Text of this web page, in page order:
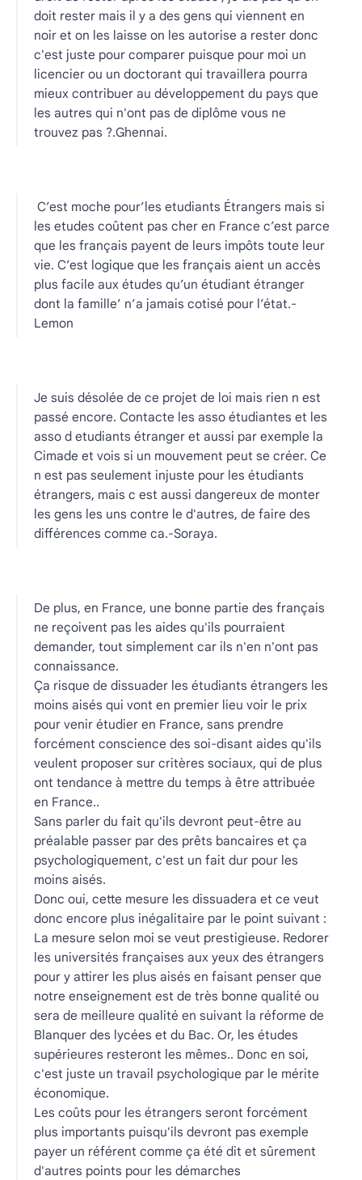
doit rester mais il y a des gens qui viennent en
noir et on les laisse on les autorise a rester donc
c'est juste pour comparer puisque pour moi un
licencier ou un doctorant qui travaillera pourra
mieux contribuer au développement du pays que
les autres qui n'ont pas de diplôme vous ne
trouvez pas ?.Ghennai.
C’est moche pour’les etudiants Étrangers mais si
les etudes coûtent pas cher en France c’est parce
que les français payent de leurs impôts toute leur
vie. C’est logique que les français aient un accès
plus facile aux études qu’un étudiant étranger
dont la famille’ n’a jamais cotisé pour l’état.-
Lemon
Je suis désolée de ce projet de loi mais rien n est
passé encore. Contacte les asso étudiantes et les
asso d etudiants étranger et aussi par exemple la
Cimade et vois si un mouvement peut se créer. Ce
n est pas seulement injuste pour les étudiants
étrangers, mais c est aussi dangereux de monter
les gens les uns contre le d'autres, de faire des
différences comme ca.-Soraya.
De plus, en France, une bonne partie des français
ne reçoivent pas les aides qu'ils pourraient
demander, tout simplement car ils n'en n'ont pas
connaissance.
Ça risque de dissuader les étudiants étrangers les
moins aisés qui vont en premier lieu voir le prix
pour venir étudier en France, sans prendre
forcément conscience des soi-disant aides qu'ils
veulent proposer sur critères sociaux, qui de plus
ont tendance à mettre du temps à être attribuée
en France..
Sans parler du fait qu'ils devront peut-être au
préalable passer par des prêts bancaires et ça
psychologiquement, c'est un fait dur pour les
moins aisés.
Donc oui, cette mesure les dissuadera et ce veut
donc encore plus inégalitaire par le point suivant :
La mesure selon moi se veut prestigieuse. Redorer
les universités françaises aux yeux des étrangers
pour y attirer les plus aisés en faisant penser que
notre enseignement est de très bonne qualité ou
sera de meilleure qualité en suivant la réforme de
Blanquer des lycées et du Bac. Or, les études
supérieures resteront les mêmes.. Donc en soi,
c'est juste un travail psychologique par le mérite
économique.
Les coûts pour les étrangers seront forcément
plus importants puisqu'ils devront pas exemple
payer un référent comme ça été dit et sûrement
d'autres points pour les démarches